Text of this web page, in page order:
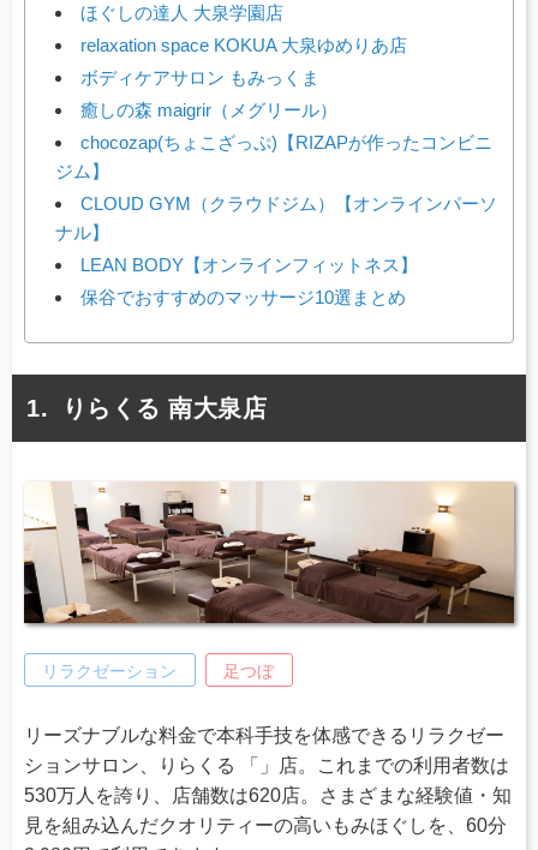
ほぐしの達人 大泉学園店
relaxation space KOKUA 大泉ゆめりあ店
ボディケアサロン もみっくま
癒しの森 maigrir（メグリール）
chocozap(ちょこざっぷ)【RIZAPが作ったコンビニ
ジム】
CLOUD GYM（クラウドジム）【オンラインパーソ
ナル】
LEAN BODY【オンラインフィットネス】
保谷でおすすめのマッサージ10選まとめ
りらくる 南大泉店
リラクゼーション 足つぼ
リーズナブルな料金で本科手技を体感できるリラクゼー
ションサロン、りらくる 「」店。これまでの利用者数は
530万人を誇り、店舗数は620店。さまざまな経験値・知
見を組み込んだクオリティーの高いもみほぐしを、60分